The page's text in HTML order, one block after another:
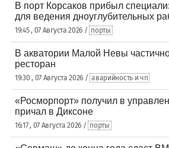
В порт Корсаков прибыл
для ведения дноуглубительных
19:45 , 07 Августа 2026 / порты
В акватории Малой Невы
ресторан
19:30 , 07 Августа 2026 / аварийность и чп
«Росморпорт» получил в
причал в Диксоне
16:17 , 07 Августа 2026 / порты